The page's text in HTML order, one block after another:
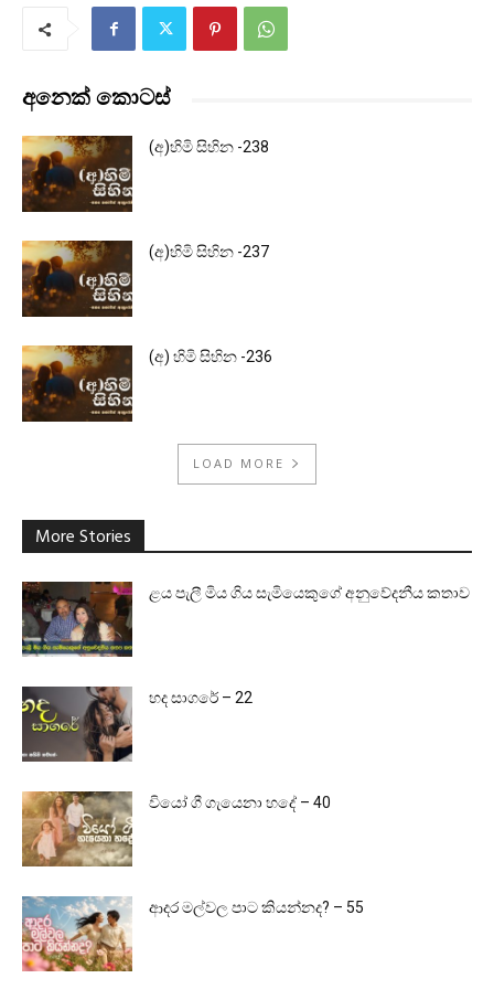
අනෙක් කොටස්
(අ)හිමි සිහින -238
(අ)හිමි සිහින -237
(අ) හිමි සිහින -236
LOAD MORE
More Stories
ළය පැලී මිය ගිය සැමියෙකුගේ අනුවේදනීය කතාව
හද සාගරේ – 22
වියෝ ගී ගැයෙනා හදේ – 40
ආදර මල්වල පාට කියන්නද? – 55